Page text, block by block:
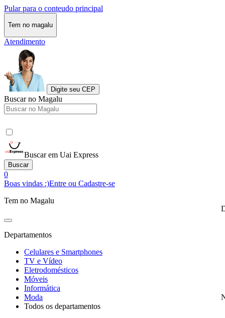
Pular para o conteudo principal
Tem no magalu
Atendimento
Digite seu CEP
Buscar no Magalu
Buscar em Uai Express
Buscar
0
Boas vindas :)Entre ou Cadastre-se
Tem no Magalu
Departamentos
Celulares e Smartphones
TV e Vídeo
Eletrodomésticos
Móveis
Informática
Moda
Todos os departamentos